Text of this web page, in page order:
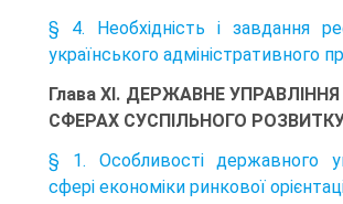
§ 4. Необхідність і завдання
українського адміністративного
Глава XІ. ДЕРЖАВНЕ
СФЕРАХ СУСПІЛЬНОГО
§ 1. Особливості державного
сфері економіки ринкової